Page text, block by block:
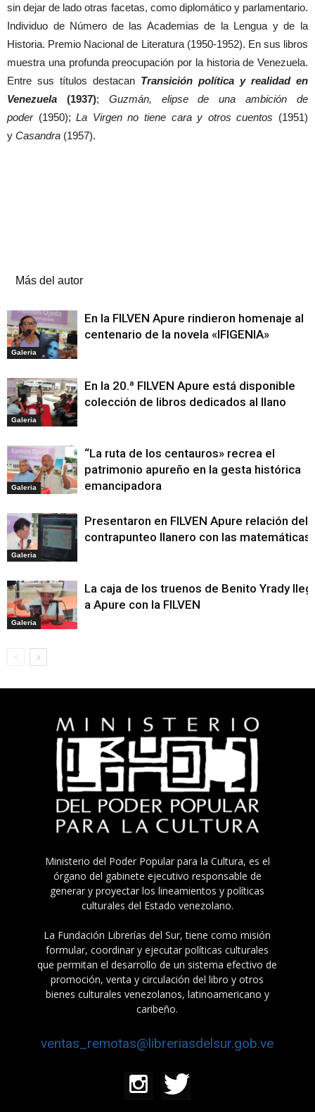
sin dejar de lado otras facetas, como diplomático y parlamentario.
Individuo de Número de las Academias de la Lengua y de la
Historia. Premio Nacional de Literatura (1950-1952). En sus libros
muestra una profunda preocupación por la historia de Venezuela.
Entre sus títulos destacan Transición política y realidad en
Venezuela (1937); Guzmán, elipse de una ambición de
poder(1950);La Virgen no tiene cara y otros cuentos (1951)
y Casandra (1957).
Más del autor
Galeria
En la FILVEN Apure rindieron homenaje al
centenario de la novela «IFIGENIA»
Galeria
En la 20.ª FILVEN Apure está disponible
colección de libros dedicados al llano
Galeria
“La ruta de los centauros» recrea el
patrimonio apureño en la gesta histórica
emancipadora
Galeria
Presentaron en FILVEN Apure relación del
contrapunteo llanero con las matemáticas
Galeria
La caja de los truenos de Benito Yrady
a Apure con la FILVEN
Ministerio del Poder Popular para la Cultura, es el
órgano del gabinete ejecutivo responsable de
generar y proyectar los lineamientos y políticas
culturales del Estado venezolano.
La Fundación Librerías del Sur, tiene como misión
formular, coordinar y ejecutar políticas culturales
que permitan el desarrollo de un sistema efectivo de
promoción, venta y circulación del libro y otros
bienes culturales venezolanos, latinoamericano y
caribeño.
ventas_remotas@libreriasdelsur.gob.ve